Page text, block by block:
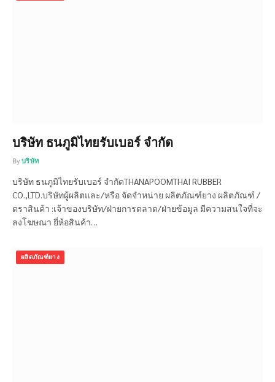
บริษัท ธนภูมิไทยรับเบอร์ จำกัด
By บริษัท
บริษัท ธนภูมิไทยรับเบอร์ จำกัดTHANAPOOMTHAI RUBBER
CO.,LTD.บริษัทผู้ผลิตและ/หรือ จัดจำหน่าย ผลิตภัณฑ์ยาง ผลิตภัณฑ์ /
ตราสินค้า :เจ้าของบริษัท/ฝ่ายการตลาด/ฝ่ายข้อมูล มีความสนใจที่จะ
ลงโฆษณา ยี่ห้อสินค้า…
ผลิตภัณฑ์ยาง